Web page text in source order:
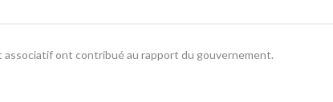
ont contribué au rapport du gouvernement.